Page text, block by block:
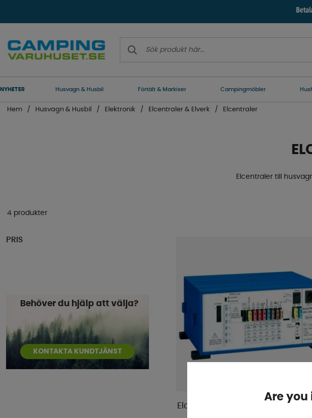
NYHETER Husvagn & Husbil Förtält & Markiser Campingmöbler
Hem Husvagn & Husbil Elektronik Elcentraler & Elverk Elcentraler
Elcentraler till
4 produkter
PRIS
Behöver du hjälp att välja?
KONTAKTA KUNDTJÄNST
Elcentral EBL 208 S
Are you